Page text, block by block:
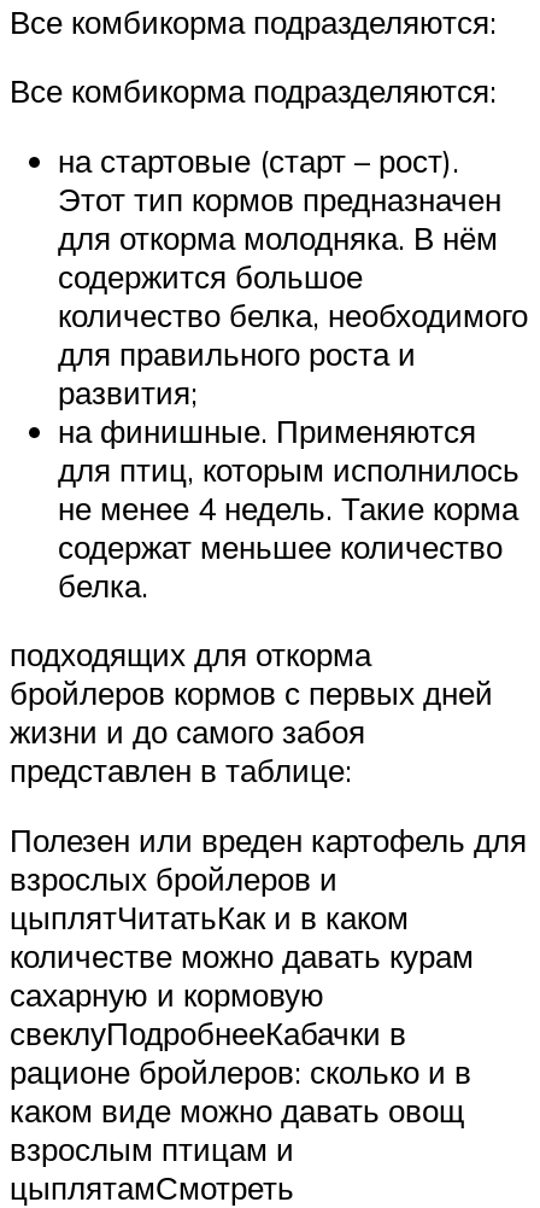
Все комбикорма подразделяются:
Все комбикорма подразделяются:
на стартовые (старт – рост).
Этот тип кормов предназначен
для откорма молодняка. В нём
содержится большое
количество белка, необходимого
для правильного роста и
развития;
на финишные. Применяются
для птиц, которым исполнилось
не менее 4 недель. Такие корма
содержат меньшее количество
белка.
подходящих для откорма
бройлеров кормов с первых дней
жизни и до самого забоя
представлен в таблице:
Полезен или вреден картофель для
взрослых бройлеров и
цыплятЧитатьКак и в каком
количестве можно давать курам
сахарную и кормовую
свеклуПодробнееКабачки в
рационе бройлеров: сколько и в
каком виде можно давать овощ
взрослым птицам и
цыплятамСмотреть